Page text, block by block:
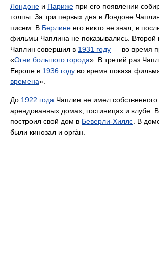
Лондоне и Париже при его появлении
толпы. За три первых дня в Лондоне
писем. В Берлине его никто не знал, в
фильмы Чаплина не показывались. Второй
Чаплин совершил в 1931 году — во время
«Огни большого города». В третий раз
Европе в 1936 году во время показа
времена».
До 1922 года Чаплин не имел
арендованных домах, гостиницах и клубе.
построил свой дом в Беверли-Хиллс . В
были кинозал и орга́н.